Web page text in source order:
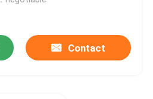
Contact